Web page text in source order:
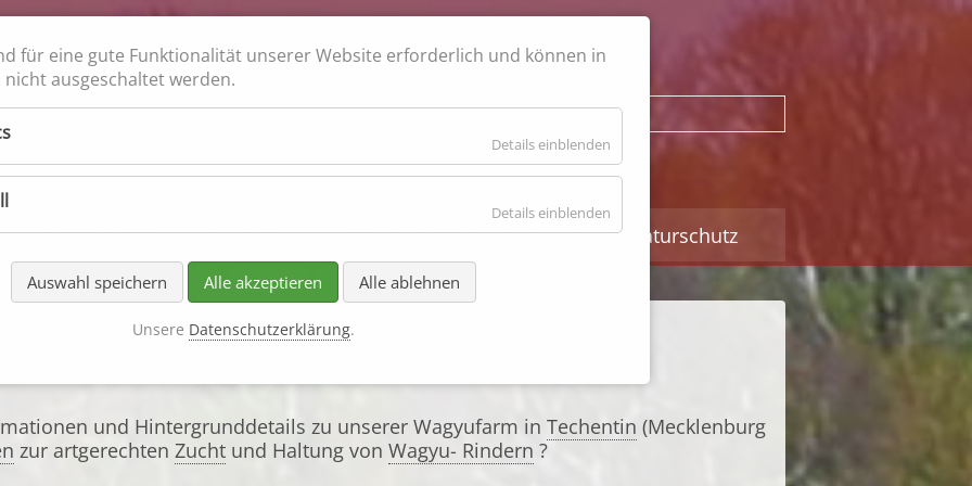
100%
garantiert
Suchbegriffe
Quiz Gastronomie Rezepte Ankauf Lohnschlachtung Naturschutz
Rinder
und Hintergrunddetails zu unserer Wagyufarm in Techentin (Mecklenburg
zur artgerechten Zucht und Haltung von Wagyu- Rindern ?
für eine gute Funktionalität unserer Website erforderlich und können in
ausgeschaltet werden.
Details einblenden
Details einblenden
Auswahl speichern Alle akzeptieren Alle ablehnen
Unsere Datenschutzerklärung.